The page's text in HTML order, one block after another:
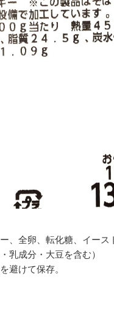
、全卵、転化糖、イース
乳成分・大豆を含む）
避けて保存。